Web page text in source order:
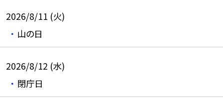
2026/8/11 (火)
山の日
2026/8/12 (水)
閉庁日